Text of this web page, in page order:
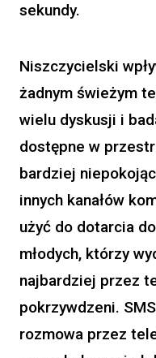
sekundy.
Niszczycielski
żadnym świeżym
wielu dyskusji i
dostępne w
bardziej
innych kanałów
użyć do dotarcia
młodych, którzy
najbardziej przez
pokrzywdzeni.
rozmowa przez